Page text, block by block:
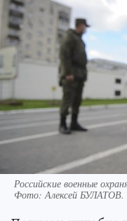
Российские военные
Фото: Алексей БУЛАТОВ.